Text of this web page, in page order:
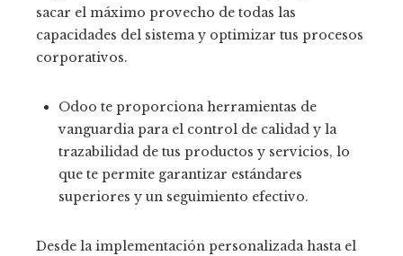
sacar el máximo provecho de todas las
capacidades del sistema y optimizar tus procesos
corporativos.
Odoo te proporciona herramientas de
vanguardia para el control de calidad y la
trazabilidad de tus productos y servicios, lo
que te permite garantizar estándares
superiores y un seguimiento efectivo.
Desde la implementación personalizada hasta el